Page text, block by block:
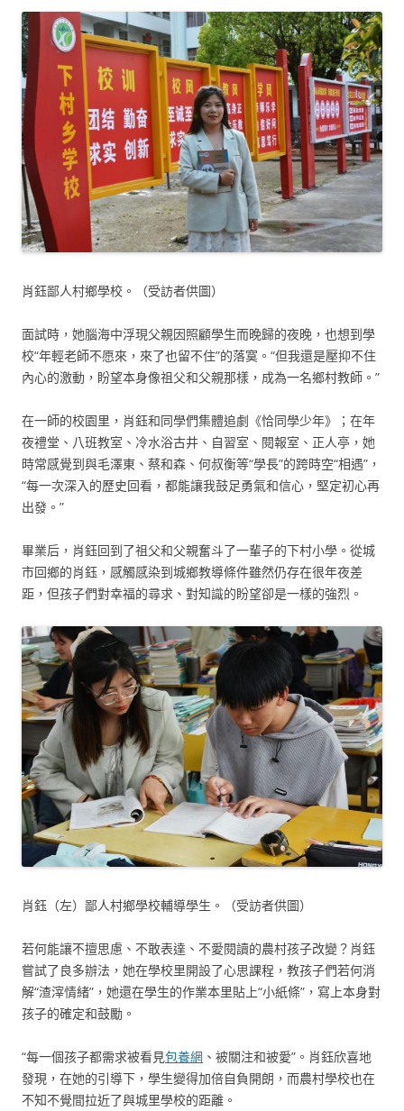
肖鈺鄙人村鄉學校。（受訪者供圖）
面試時，她腦海中浮現父親因照顧學生而晚歸的夜晚，也想到學
校“年輕老師不愿來，來了也留不住”的落寞。“但我還是壓抑不住
內心的激動，盼望本身像祖父和父親那樣，成為一名鄉村教師。”
在一師的校園里，肖鈺和同學們集體追劇《恰同學少年》；在年
夜禮堂、八班教室、冷水浴古井、自習室、閱報室、正人亭，她
時常感覺到與毛澤東、蔡和森、何叔衡等“學長”的跨時空“相遇”，
“每一次深入的歷史回看，都能讓我鼓足勇氣和信心，堅定初心再
出發。”
畢業后，肖鈺回到了祖父和父親奮斗了一輩子的下村小學。從城
市回鄉的肖鈺，感觸感染到城鄉教導條件雖然仍存在很年夜差
距，但孩子們對幸福的尋求、對知識的盼望卻是一樣的強烈。
肖鈺（左）鄙人村鄉學校輔導學生。（受訪者供圖）
若何能讓不擅思慮、不敢表達、不愛閱讀的農村孩子改變？肖鈺
嘗試了良多辦法，她在學校里開設了心思課程，教孩子們若何消
解“渣滓情緒”，她還在學生的作業本里貼上“小紙條”，寫上本身對
孩子的確定和鼓勵。
“每一個孩子都需求被看見包養網 、被關注和被愛”。肖鈺欣喜地
發現，在她的引導下，學生變得加倍自負開朗，而農村學校也在
不知不覺間拉近了與城里學校的距離。